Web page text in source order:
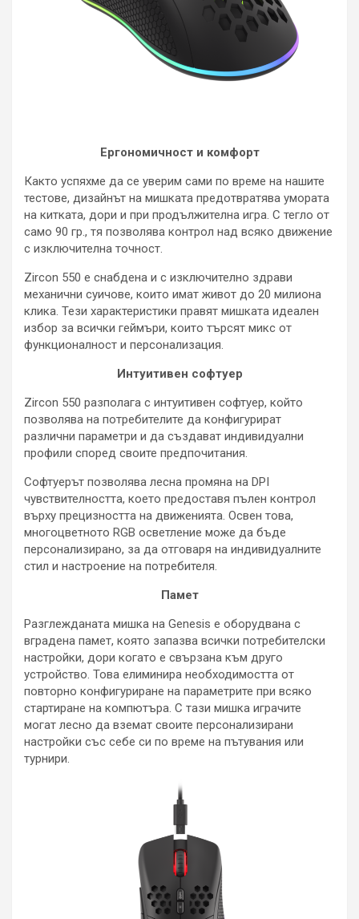
Ергономичност и комфорт
Както успяхме да се уверим сами по време на нашите
тестове, дизайнът на мишката предотвратява умората
на китката, дори и при продължителна игра. С тегло от
само 90 гр., тя позволява контрол над всяко движение
с изключителна точност.
Zircon 550 е снабдена и с изключително здрави
механични суичове, които имат живот до 20 милиона
клика. Тези характеристики правят мишката идеален
избор за всички геймъри, които търсят микс от
функционалност и персонализация.
Интуитивен софтуер
Zircon 550 разполага с интуитивен софтуер, който
позволява на потребителите да конфигурират
различни параметри и да създават индивидуални
профили според своите предпочитания.
Софтуерът позволява лесна промяна на DPI
чувствителността, което предоставя пълен контрол
върху прецизността на движенията. Освен това,
многоцветното RGB осветление може да бъде
персонализирано, за да отговаря на индивидуалните
стил и настроение на потребителя.
Памет
Разглежданата мишка на Genesis е оборудвана с
вградена памет, която запазва всички потребителски
настройки, дори когато е свързана към друго
устройство. Това елиминира необходимостта от
повторно конфигуриране на параметрите при всяко
стартиране на компютъра. С тази мишка играчите
могат лесно да вземат своите персонализирани
настройки със себе си по време на пътувания или
турнири.